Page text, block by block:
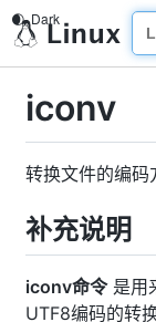
iconv
转换文件的编码
补充说明
iconv命令是用
UTF8编码的转